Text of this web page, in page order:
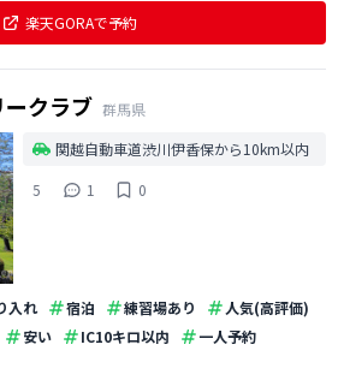
楽天GORAで予約
クラブ 群馬県
関越自動車道渋川伊香保から10km以内
5
1 0
入れ 宿泊 練習場あり
人気(高評価)
安い IC10キロ以内
一人予約